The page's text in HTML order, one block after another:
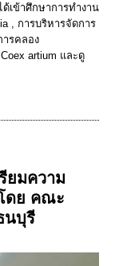
เข้าศึกษาการทำงาน
, การบริหารจัดการ
ารคลอง
artium และดู
ยมความ
ดย คณะ
นบุรี